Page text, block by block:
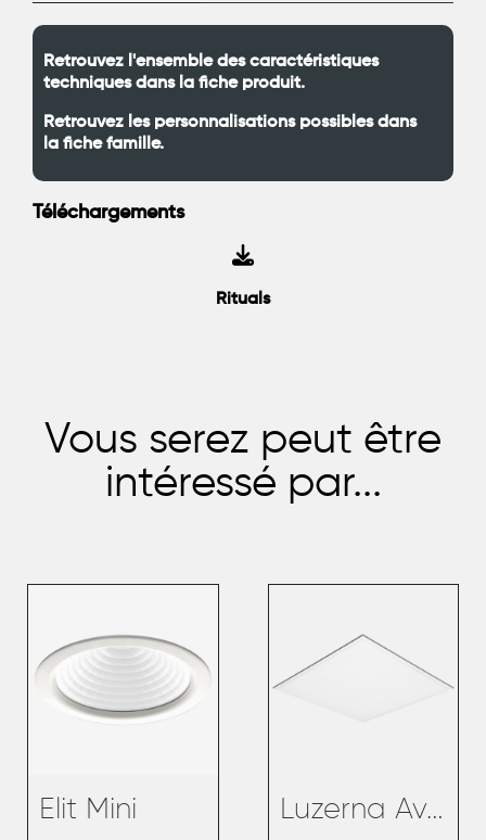
Retrouvez l'ensemble des caractéristiques
techniques dans la fiche produit.
Retrouvez les personnalisations possibles dans
la fiche famille.
Téléchargements
Rituals
Vous serez peut être
intéressé par...
Elit Mini Luzerna Avant